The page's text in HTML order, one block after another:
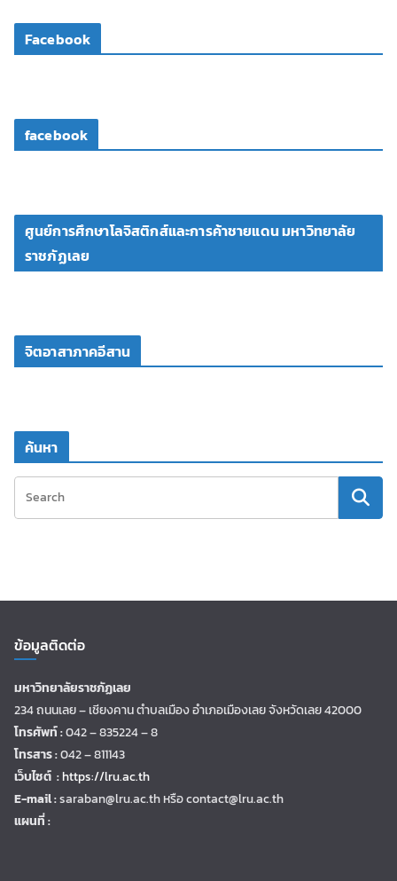
โ
Facebook
facebook
ศูนย์การศึกษาโลจิสติกส์และการค้าชายแดน มหาวิทยาลัย
ราชภัฏเลย
จิตอาสาภาคอีสาน
ค้นหา
ข้อมูลติดต่อ
มหาวิทยาลัยราชภัฏเลย
234 ถนนเลย – เชียงคาน ตำบลเมือง อำเภอเมืองเลย จังหวัดเลย 42000
โทรศัพท์ :042 – 835224 – 8
โทรสาร :042 – 811143
เว็บไซต์ :https://lru.ac.th
E-mail :saraban@lru.ac.thหรือ contact@lru.ac.th
แผนที่ :